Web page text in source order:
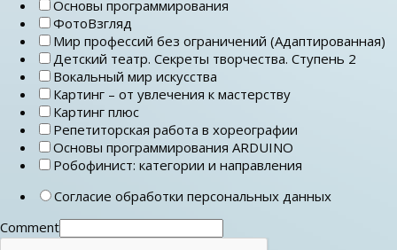
Основы программирования
ФотоВзгляд
Мир профессий без ограничений (Адаптированная)
Детский театр. Секреты творчества. Ступень 2
Вокальный мир искусства
Картинг – от увлечения к мастерству
Картинг плюс
Репетиторская работа в хореографии
Основы программирования ARDUINO
Робофинист: категории и направления
Согласие обработки персональных данных
Comment